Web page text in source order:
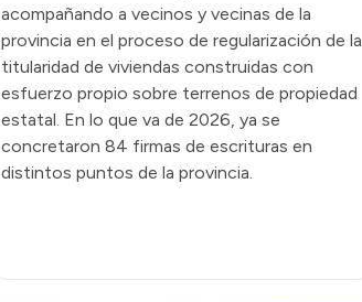
acompañando a vecinos y vecinas de la
provincia en el proceso de regularización de la
titularidad de viviendas construidas con
esfuerzo propio sobre terrenos de propiedad
estatal. En lo que va de 2026, ya se
concretaron 84 firmas de escrituras en
distintos puntos de la provincia.